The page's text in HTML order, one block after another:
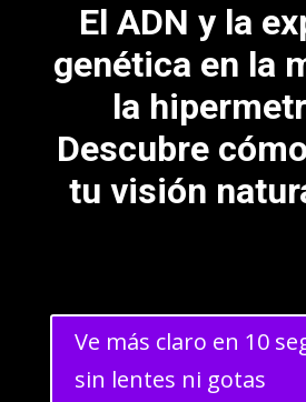
El ADN y la
genética en la
la
Descubre
tu visión
Ve más claro en 10
sin lentes ni gotas